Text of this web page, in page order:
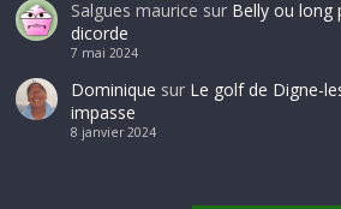
Salgues maurice sur Belly ou long
dicorde
7 mai 2024
Dominique sur Le golf de Digne-
impasse
8 janvier 2024